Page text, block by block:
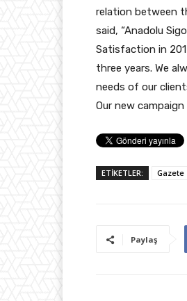
relation between
said, “Anadolu
Satisfaction in
three years. We
needs of our
Our new
ETİKETLER: Gazete
Paylaş